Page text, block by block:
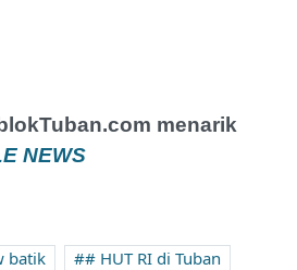
menarik
NEWS
batik
# HUT RI di Tuban